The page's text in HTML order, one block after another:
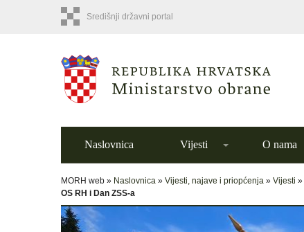
Središnji državni portal
Naslovnica Vijesti O nama
MORH web » Naslovnica » Vijesti, najave i priopćenja » Vijesti »
OS RH i Dan ZSS-a